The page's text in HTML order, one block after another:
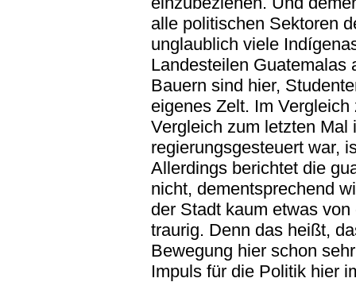
alle politischen Sektoren
unglaublich viele
Landesteilen Guatemalas
Bauern sind hier,
eigenes Zelt. Im
Vergleich zum letzten
regierungsgesteuert war,
Allerdings berichtet die
nicht, dementsprechend
der Stadt kaum etwas
traurig. Denn das heißt,
Bewegung hier schon
Impuls für die Politik hier